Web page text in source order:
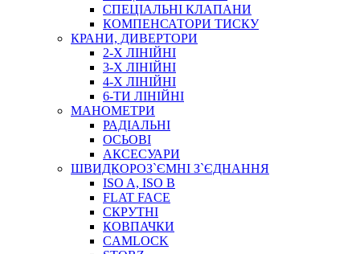
АВТОТОВАРИ
АВТОХІМІЯ
ДОМКРАТИ
НАБОРИ ЗАПОБІЖНИКІВ, КЛЕМ, АКСЕСУАРІВ
НАСОСИ, КОМПРЕСОРИ, МАНОМЕТРИ
ПАСТА, АНТИСЕПТИК
ІНСТРУМЕНТ
СПЕЦІАЛЬНІ КЛАПАНИ
КОМПЕНСАТОРИ ТИСКУ
КРАНИ, ДИВЕРТОРИ
2-Х ЛІНІЙНІ
3-Х ЛІНІЙНІ
4-Х ЛІНІЙНІ
6-ТИ ЛІНІЙНІ
МАНОМЕТРИ
РАДІАЛЬНІ
ОСЬОВІ
АКСЕСУАРИ
ШВИДКОРОЗ`ЄМНІ З`ЄДНАННЯ
ISO A, ISO B
FLAT FACE
СКРУТНІ
КОВПАЧКИ
CAMLOCK